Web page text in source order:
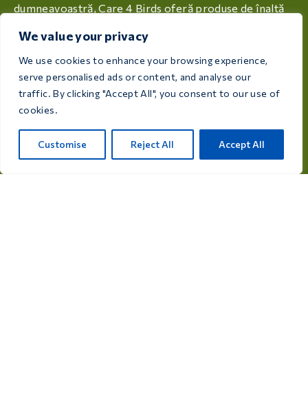
We value your privacy
We use cookies to enhance your browsing experience,
serve personalised ads or content, and analyse our
traffic. By clicking "Accept All", you consent to our use of
cookies.
Customise Reject All Accept All
dumneavoastră, Care 4 Birds oferă produse de înaltă
crescătorilor și iubitorilor de păsări.
Rijksweg 28a, 7975 RT Uffelte, Netherlands
info@care4bird.nl
Informații
Sfaturi